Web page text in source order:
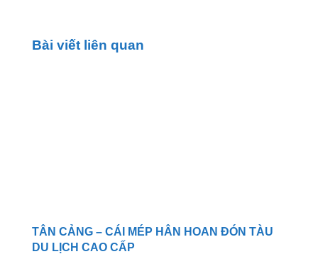
Bài viết liên quan
TÂN CẢNG – CÁI MÉP HÂN HOAN ĐÓN TÀU
DU LỊCH CAO CẤP